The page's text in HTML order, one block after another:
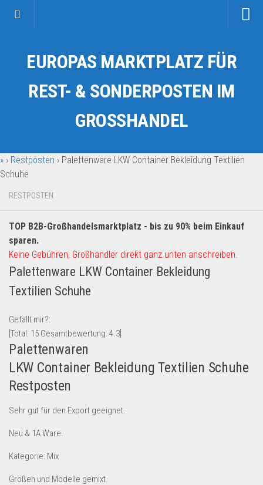
Kategorien
Auto & Motorrad
Fahrzeuge & Transport
Garten & Werkzeug
Geschenkartikel
Handy und Smartphone
Kosmetik & Pflege
Lebensmittel & Getränke
Multimedia & Elektro
Münzen
Spielzeug & Games
Schuhe & Accessoires
Sport & Freizeit
Uhren & Schmuck
Wohnen & Einrichten
Restposten-Angebote
Restposten für Privatpersonen
EUROPAS MARKTPLATZ FÜR
REST- & SONDERPOSTEN IM
GROSSHANDEL
» › Restposten › Palettenware LKW Container Bekleidung Textilien
Schuhe
RESTPOSTEN
TOP B2B-Großhandelsmarktplatz - bis zu 90% beim Einkauf
sparen.
Keine Gebühren, Großhändler direkt ganz unten anschreiben.
Palettenware LKW Container Bekleidung
Textilien Schuhe
Gefällt mir?:
[Total: 15 Gesamtbewertung: 4.3
Palettenwaren
LKW Container Bekleidung Textilien Schuhe
Restposten
Sehr gut für den Export geeignet.
Neu & 1A Ware.
Kategorie: Mix
Größen und Modelle gemixt.